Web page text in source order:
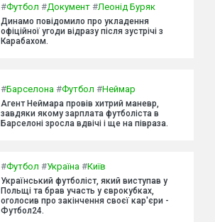
#Футбол #Документ #Леонід Буряк
Динамо повідомило про укладення
офіційної угоди відразу після зустрічі з
Карабахом.
#Барселона #Футбол #Неймар
Агент Неймара провів хитрий маневр,
завдяки якому зарплата футболіста в
Барселоні зросла вдвічі і ще на півраза.
#Футбол #Україна #Київ
Український футболіст, який виступав у
Польщі та брав участь у єврокубках,
оголосив про закінчення своєї кар'єри -
Футбол24.